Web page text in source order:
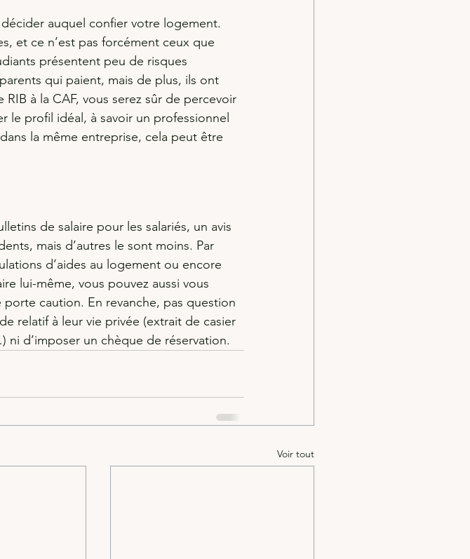
auquel confier votre logement.
et ce n’est pas forcément ceux que
présentent peu de risques
qui paient, mais de plus, ils ont
à la CAF, vous serez sûr de percevoir
le profil idéal, à savoir un professionnel
la même entreprise, cela peut être
de salaire pour les salariés, un avis
mais d’autres le sont moins. Par
d’aides au logement ou encore
lui-même, vous pouvez aussi vous
caution. En revanche, pas question
relatif à leur vie privée (extrait de casier
ni d’imposer un chèque de réservation.
Voir tout